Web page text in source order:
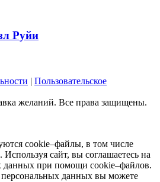
Руйи
| Пользовательское
желаний. Все права защищены.
cookie–файлы, в том числе
сайт, вы соглашаетесь на
данных при помощи cookie–файлов.
персональных данных вы можете